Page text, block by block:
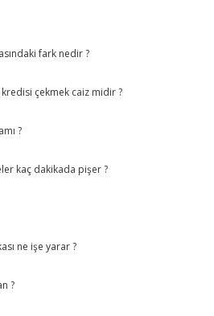
fark nedir ?
kredisi çekmek caiz midir ?
?
kaç dakikada pişer ?
ne işe yarar ?
?